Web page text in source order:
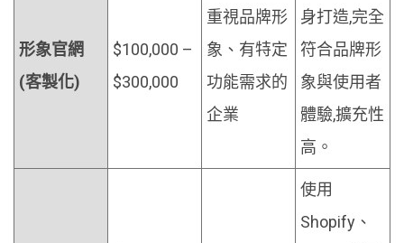
形象官網
(客製化)
$100,000 –
$300,000
重視品牌形
象、有特定
功能需求的
企業
身打造,完全
符合品牌形
象與使用者
體驗,擴充性
高。
使用
Shopify、